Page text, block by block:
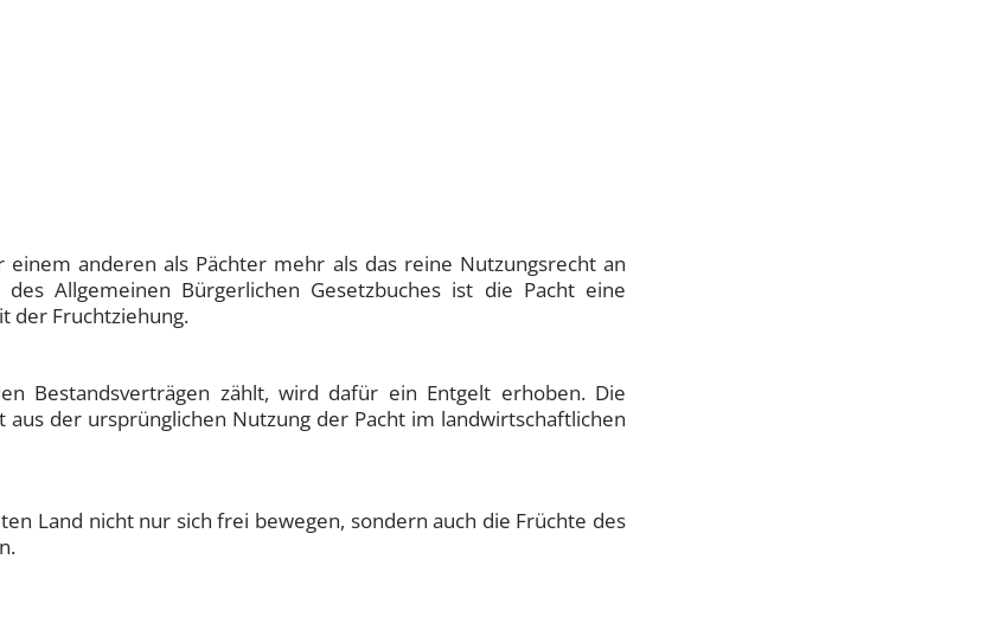
anderen als Pächter mehr als das reine Nutzungsrecht an
des Allgemeinen Bürgerlichen Gesetzbuches ist die Pacht eine
der Fruchtziehung.
Bestandsverträgen zählt, wird dafür ein Entgelt erhoben. Die
der ursprünglichen Nutzung der Pacht im landwirtschaftlichen
Land nicht nur sich frei bewegen, sondern auch die Früchte des